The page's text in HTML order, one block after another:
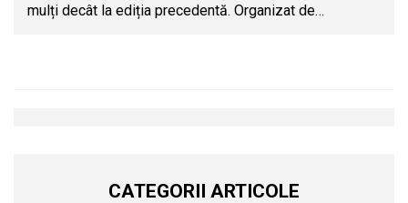
mulți decât la ediția precedentă. Organizat de…
CATEGORII ARTICOLE